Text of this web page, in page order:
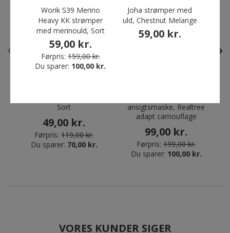
Restparti
Spar 59%
Sort
49,00 kr.
Førpris: 119,00 kr.
Du sparer: 70,00 kr.
Restparti
Spar 50%
ansigtsmaske, Realtree
adapt camouflage
99,00 kr.
Førpris: 199,00 kr.
Du sparer: 100,00 kr.
Worik S39 Merino
Heavy KK strømper
med merinould, Sort
59,00 kr.
Førpris: 159,00 kr.
Du sparer: 100,00 kr.
Joha strømper med
uld, Chestnut Melange
59,00 kr.
Du
VORES KUNDER SIGER